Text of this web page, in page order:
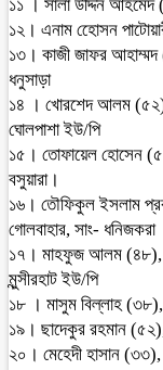
১১ । সালা উদ্দিন আহমেদ
১২। এনাম হোেসন
১৩। কাজী জাফর আহাম্মদ
ধনুসাড়া
১৪ । খোরশেদ আলম (৫২),
ঘোলপাশা ইউ/পি
১৫। তোফায়েল হোসেন
বসুয়ারা।
১৬। তৌফিকুল ইসলাম
গোলবাহার, সাং- ধনিজকরা
১৭। মাহফুজ আলম (৪৮),
মুন্সীরহাট ইউ/পি
১৮ । মাসুম বিল্লাহ
১৯। ছাদেকুর রহমান
২০। মেহেদী হাসান (৩৩),